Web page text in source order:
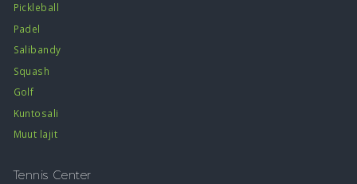
Pickleball
Padel
Salibandy
Squash
Golf
Kuntosali
Muut lajit
Tennis Center